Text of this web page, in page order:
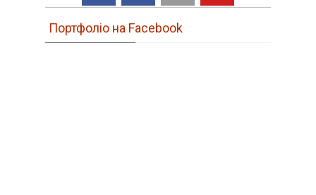
Портфоліо на Facebook